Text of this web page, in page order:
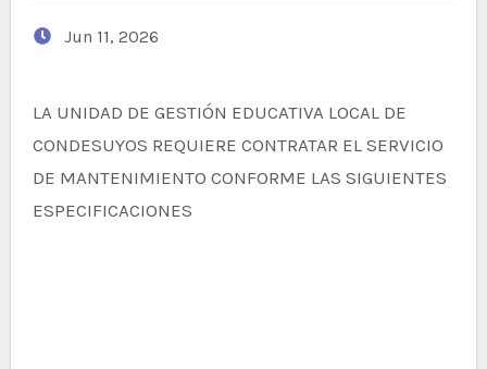
Jun 11, 2026
LA UNIDAD DE GESTIÓN EDUCATIVA LOCAL DE
CONDESUYOS REQUIERE CONTRATAR EL SERVICIO
DE MANTENIMIENTO CONFORME LAS SIGUIENTES
ESPECIFICACIONES